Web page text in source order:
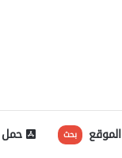
بحث حمل